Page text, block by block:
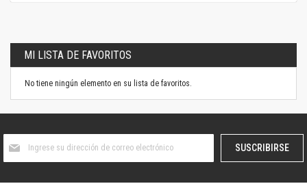
MI LISTA DE FAVORITOS
No tiene ningún elemento en su lista de favoritos.
boletín
SUSCRIBIRSE